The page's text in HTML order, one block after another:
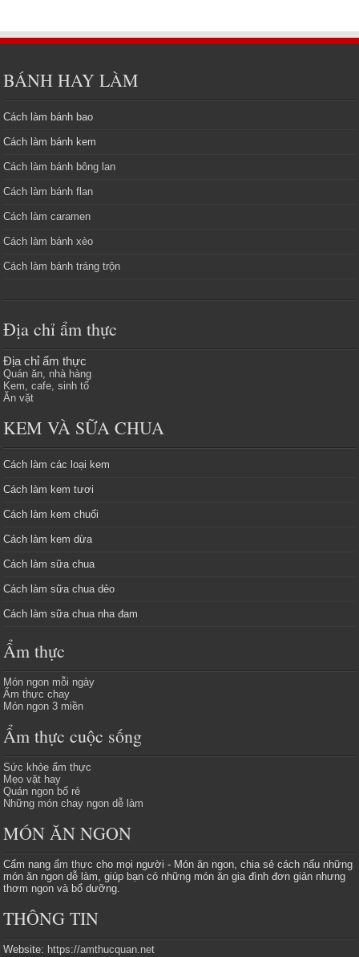
BÁNH HAY LÀM
Cách làm bánh bao
Cách làm bánh kem
Cách làm bánh bông lan
Cách làm bánh flan
Cách làm caramen
Cách làm bánh xèo
Cách làm bánh tráng trộn
Địa chỉ ẩm thực
Địa chỉ ẩm thực
Quán ăn, nhà hàng
Kem, cafe, sinh tố
Ăn vặt
KEM VÀ SỮA CHUA
Cách làm các loại kem
Cách làm kem tươi
Cách làm kem chuối
Cách làm kem dừa
Cách làm sữa chua
Cách làm sữa chua dẻo
Cách làm sữa chua nha đam
Ẩm thực
Món ngon mỗi ngày
Ẩm thực chay
Món ngon 3 miền
Ẩm thực cuộc sống
Sức khỏe ẩm thực
Mẹo vặt hay
Quán ngon bổ rẻ
Những món chay ngon dễ làm
MÓN ĂN NGON
Cẩm nangẩm thực cho mọi người - Món ăn ngon, chia sẻ cách nấu những
món ăn ngon dễ làm, giúp bạn có những món ăn gia đình đơn giản nhưng
thơm ngon và bổ dưỡng.
THÔNG TIN
Website: https://amthucquan.net